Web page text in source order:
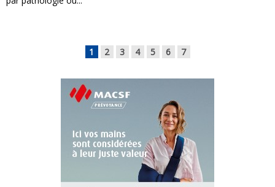
1 2 3 4 5 6 7